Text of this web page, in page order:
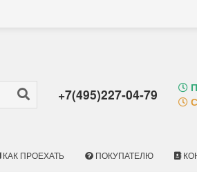
+7(495)227-04-79
КАК ПРОЕХАТЬ ПОКУПАТЕЛЮ